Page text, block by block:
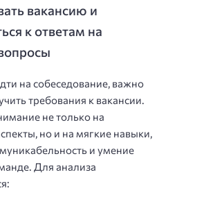
вакансию и
к ответам на
на собеседование, важно
требования к вакансии.
не только на
но и на мягкие навыки,
и умение
Для анализа